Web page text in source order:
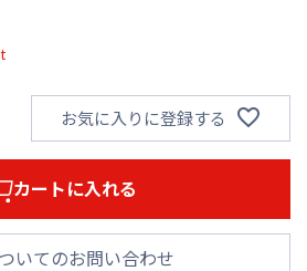
お気に入りに登録する
カートに入れる
いてのお問い合わせ